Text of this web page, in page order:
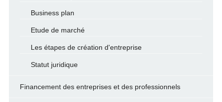
Business plan
Etude de marché
Les étapes de création d'entreprise
Statut juridique
Financement des entreprises et des professionnels